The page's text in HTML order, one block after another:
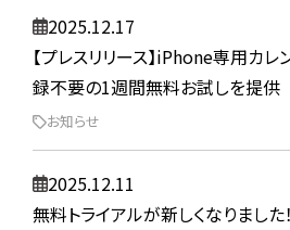
2025.12.17
【プレスリリース】iPhone専用カレ
録不要の1週間無料お試しを提供
お知らせ
2025.12.11
無料トライアルが新しくなりました